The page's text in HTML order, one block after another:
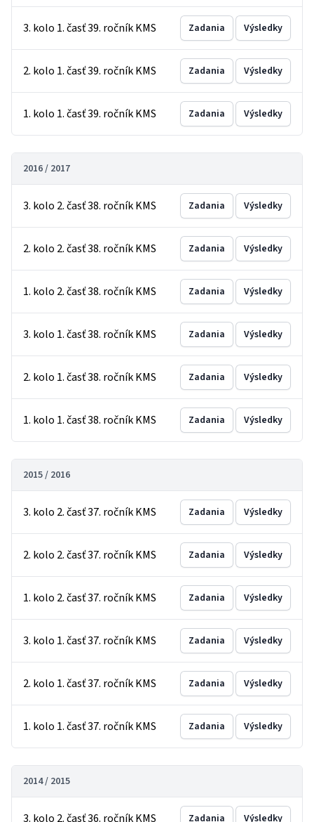
3. kolo 1. časť 39. ročník KMS Zadania Výsledky
2. kolo 1. časť 39. ročník KMS Zadania Výsledky
1. kolo 1. časť 39. ročník KMS Zadania Výsledky
2016 / 2017
3. kolo 2. časť 38. ročník KMS Zadania Výsledky
2. kolo 2. časť 38. ročník KMS Zadania Výsledky
1. kolo 2. časť 38. ročník KMS Zadania Výsledky
3. kolo 1. časť 38. ročník KMS Zadania Výsledky
2. kolo 1. časť 38. ročník KMS Zadania Výsledky
1. kolo 1. časť 38. ročník KMS Zadania Výsledky
2015 / 2016
3. kolo 2. časť 37. ročník KMS Zadania Výsledky
2. kolo 2. časť 37. ročník KMS Zadania Výsledky
1. kolo 2. časť 37. ročník KMS Zadania Výsledky
3. kolo 1. časť 37. ročník KMS Zadania Výsledky
2. kolo 1. časť 37. ročník KMS Zadania Výsledky
1. kolo 1. časť 37. ročník KMS Zadania Výsledky
2014 / 2015
3. kolo 2. časť 36. ročník KMS Zadania Výsledky